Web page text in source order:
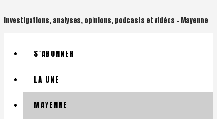
Investigations, analyses, opinions, podcasts et vidéos – Mayenne
S’ABONNER
LA UNE
MAYENNE